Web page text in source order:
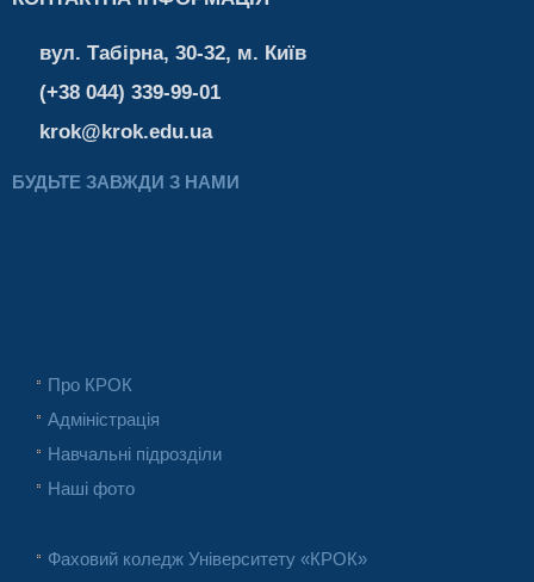
вул. Табірна, 30-32, м. Київ
(+38 044) 339-99-01
krok@krok.edu.ua
БУДЬТЕ ЗАВЖДИ З НАМИ
Про КРОК
Адміністрація
Навчальні підрозділи
Наші фото
Фаховий коледж Університету «КРОК»